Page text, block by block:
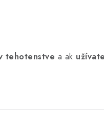
tehotenstve a ak